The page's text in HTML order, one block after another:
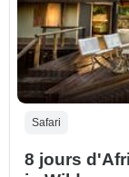
Safari
8 jours